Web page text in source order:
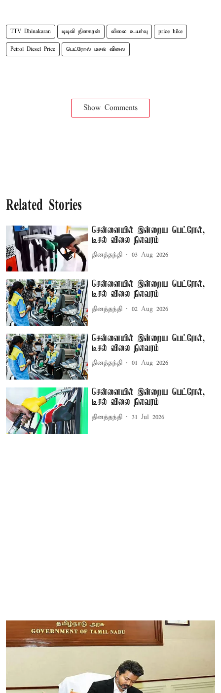
TTV Dhinakaran டிடிவி தினகரன் விலை உயர்வு price hike
Petrol Diesel Price பெட்ரோல் டீசல் விலை
Show Comments
Related Stories
சென்னையில் இன்றைய பெட்ரோல்,
டீசல் விலை நிலவரம்
தினத்தந்தி 03 Aug 2026
சென்னையில் இன்றைய பெட்ரோல்,
டீசல் விலை நிலவரம்
தினத்தந்தி 02 Aug 2026
சென்னையில் இன்றைய பெட்ரோல்,
டீசல் விலை நிலவரம்
தினத்தந்தி 01 Aug 2026
சென்னையில் இன்றைய பெட்ரோல்,
டீசல் விலை நிலவரம்
தினத்தந்தி 31 Jul 2026